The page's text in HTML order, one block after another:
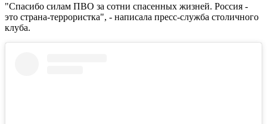
"Спасибо силам ПВО за сотни спасенных жизней. Россия -
это страна-террористка", - написала пресс-служба столичного
клуба.